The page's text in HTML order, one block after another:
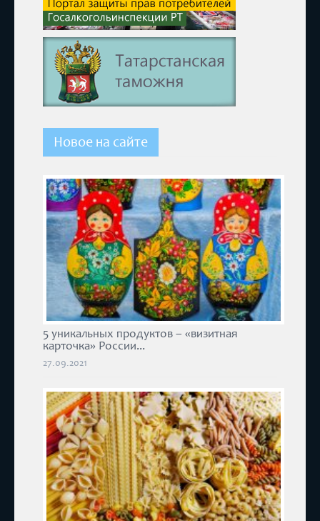
Новое на сайте
5 уникальных продуктов – «визитная
карточка» России...
27.09.2021